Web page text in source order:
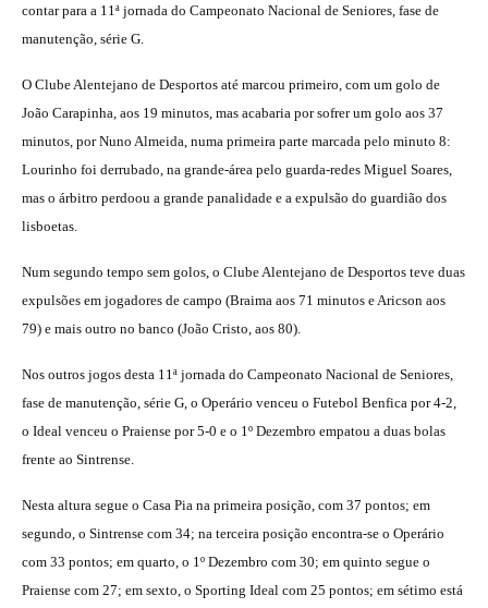
contar para a 11ª jornada do Campeonato Nacional de Seniores, fase de
manutenção, série G.
O Clube Alentejano de Desportos até marcou primeiro, com um golo de
João Carapinha, aos 19 minutos, mas acabaria por sofrer um golo aos 37
minutos, por Nuno Almeida, numa primeira parte marcada pelo minuto 8:
Lourinho foi derrubado, na grande-área pelo guarda-redes Miguel Soares,
mas o árbitro perdoou a grande panalidade e a expulsão do guardião dos
lisboetas.
Num segundo tempo sem golos, o Clube Alentejano de Desportos teve duas
expulsões em jogadores de campo (Braima aos 71 minutos e Aricson aos
79) e mais outro no banco (João Cristo, aos 80).
Nos outros jogos desta 11ª jornada do Campeonato Nacional de Seniores,
fase de manutenção, série G, o Operário venceu o Futebol Benfica por 4-2,
o Ideal venceu o Praiense por 5-0 e o 1º Dezembro empatou a duas bolas
frente ao Sintrense.
Nesta altura segue o Casa Pia na primeira posição, com 37 pontos; em
segundo, o Sintrense com 34; na terceira posição encontra-se o Operário
com 33 pontos; em quarto, o 1º Dezembro com 30; em quinto segue o
Praiense com 27; em sexto, o Sporting Ideal com 25 pontos; em sétimo está